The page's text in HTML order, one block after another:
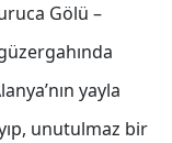
Gölü –
yayla
unutulmaz bir